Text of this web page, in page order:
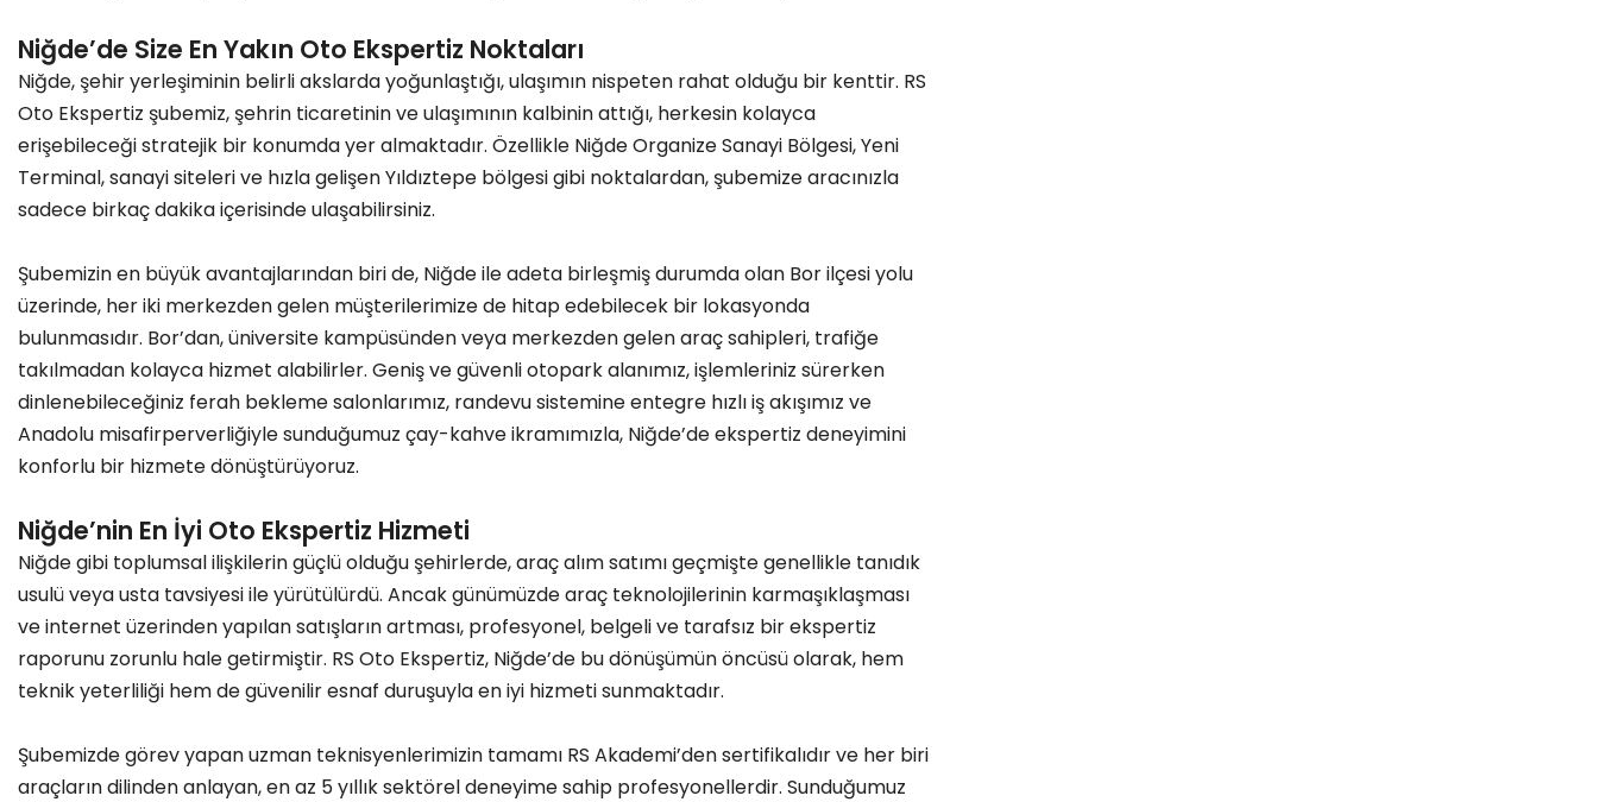
Niğde’de Size En Yakın Oto Ekspertiz Noktaları
Niğde, şehir yerleşiminin belirli akslarda yoğunlaştığı, ulaşımın nispeten rahat olduğu bir kenttir. RS
Oto Ekspertiz şubemiz, şehrin ticaretinin ve ulaşımının kalbinin attığı, herkesin kolayca
erişebileceği stratejik bir konumda yer almaktadır. Özellikle Niğde Organize Sanayi Bölgesi, Yeni
Terminal, sanayi siteleri ve hızla gelişen Yıldıztepe bölgesi gibi noktalardan, şubemize aracınızla
sadece birkaç dakika içerisinde ulaşabilirsiniz.
Şubemizin en büyük avantajlarından biri de, Niğde ile adeta birleşmiş durumda olan Bor ilçesi yolu
üzerinde, her iki merkezden gelen müşterilerimize de hitap edebilecek bir lokasyonda
bulunmasıdır. Bor’dan, üniversite kampüsünden veya merkezden gelen araç sahipleri, trafiğe
takılmadan kolayca hizmet alabilirler. Geniş ve güvenli otopark alanımız, işlemleriniz sürerken
dinlenebileceğiniz ferah bekleme salonlarımız, randevu sistemine entegre hızlı iş akışımız ve
Anadolu misafirperverliğiyle sunduğumuz çay-kahve ikramımızla, Niğde’de ekspertiz deneyimini
konforlu bir hizmete dönüştürüyoruz.
Niğde’nin En İyi Oto Ekspertiz Hizmeti
Niğde gibi toplumsal ilişkilerin güçlü olduğu şehirlerde, araç alım satımı geçmişte genellikle tanıdık
usulü veya usta tavsiyesi ile yürütülürdü. Ancak günümüzde araç teknolojilerinin karmaşıklaşması
ve internet üzerinden yapılan satışların artması, profesyonel, belgeli ve tarafsız bir ekspertiz
raporunu zorunlu hale getirmiştir. RS Oto Ekspertiz, Niğde’de bu dönüşümün öncüsü olarak, hem
teknik yeterliliği hem de güvenilir esnaf duruşuyla en iyi hizmeti sunmaktadır.
Şubemizde görev yapan uzman teknisyenlerimizin tamamı RS Akademi’den sertifikalıdır ve her biri
araçların dilinden anlayan, en az 5 yıllık sektörel deneyime sahip profesyonellerdir. Sunduğumuz